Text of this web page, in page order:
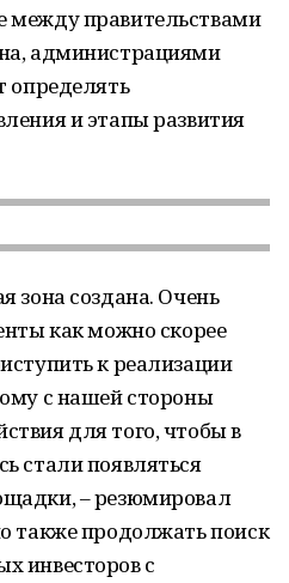
между правительствами
администрациями
определять
и этапы развития
зона создана. Очень
как можно скорее
к реализации
с нашей стороны
для того, чтобы в
стали появляться
– резюмировал
также продолжать поиск
инвесторов с